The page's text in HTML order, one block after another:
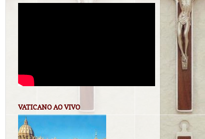
VATICANO AO VIVO